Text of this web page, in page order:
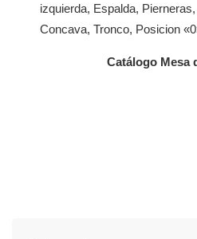
izquierda, Espalda,
Concava, Tronco, Posicion
Catálogo Mesa